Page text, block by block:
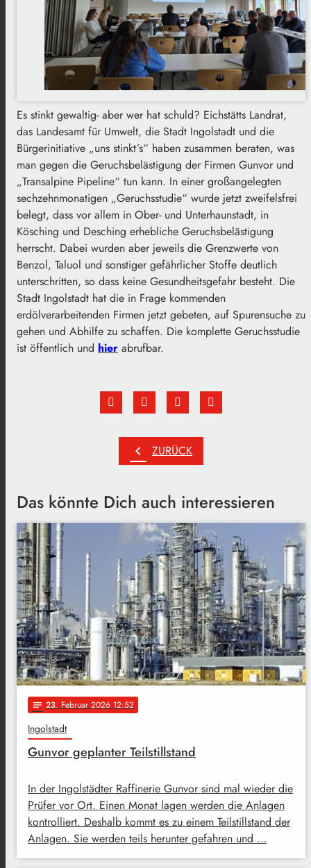
Es stinkt gewaltig- aber wer hat schuld? Eichstätts Landrat,
das Landesamt für Umwelt, die Stadt Ingolstadt und die
Bürgerinitiative „uns stinkt´s“ haben zusammen beraten, was
man gegen die Geruchsbelästigung der Firmen Gunvor und
„Transalpine Pipeline“ tun kann. In einer großangelegten
sechzehnmonatigen „Geruchsstudie“ wurde jetzt zweifelsfrei
belegt, dass vor allem in Ober- und Unterhaunstadt, in
Kösching und Desching erhebliche Geruchsbelästigung
herrscht. Dabei wurden aber jeweils die Grenzwerte von
Benzol, Taluol und sonstiger gefährlicher Stoffe deutlich
unterschritten, so dass keine Gesundheitsgefahr besteht. Die
Stadt Ingolstadt hat die in Frage kommenden
erdölverarbeitenden Firmen jetzt gebeten, auf Spurensuche zu
gehen und Abhilfe zu schaffen. Die komplette Geruchsstudie
ist öffentlich und hier abrufbar.
chevron_left ZURÜCK
Das könnte Dich auch interessieren
notes 23. Februar 2026 12:52
Ingolstadt
Gunvor geplanter Teilstillstand
In der Ingolstädter Raffinerie Gunvor sind mal wieder die
Prüfer vor Ort. Einen Monat lagen werden die Anlagen
kontrolliert. Deshalb kommt es zu einem Teilstillstand der
Anlagen. Sie werden teils herunter gefahren und …